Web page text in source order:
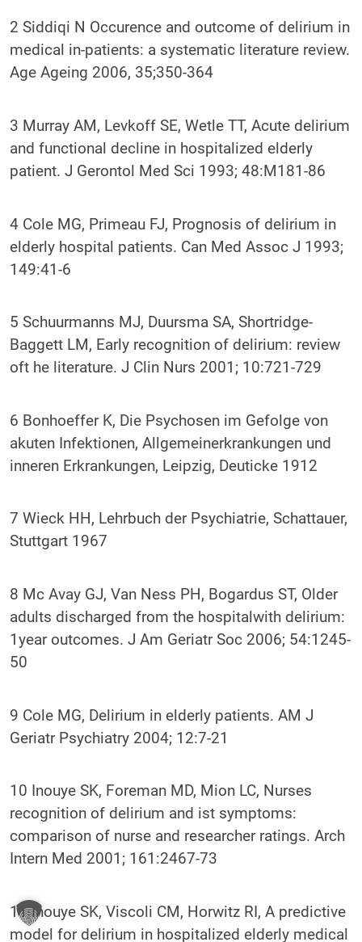
2 Siddiqi N Occurence and outcome of delirium in
medical in-patients: a systematic literature review.
Age Ageing 2006, 35;350-364
3 Murray AM, Levkoff SE, Wetle TT, Acute delirium
and functional decline in hospitalized elderly
patient. J Gerontol Med Sci 1993; 48:M181-86
4 Cole MG, Primeau FJ, Prognosis of delirium in
elderly hospital patients. Can Med Assoc J 1993;
149:41-6
5 Schuurmanns MJ, Duursma SA, Shortridge-
Baggett LM, Early recognition of delirium: review
oft he literature. J Clin Nurs 2001; 10:721-729
6 Bonhoeffer K, Die Psychosen im Gefolge von
akuten Infektionen, Allgemeinerkrankungen und
inneren Erkrankungen, Leipzig, Deuticke 1912
7 Wieck HH, Lehrbuch der Psychiatrie, Schattauer,
Stuttgart 1967
8 Mc Avay GJ, Van Ness PH, Bogardus ST, Older
adults discharged from the hospitalwith delirium:
1year outcomes. J Am Geriatr Soc 2006; 54:1245-
50
9 Cole MG, Delirium in elderly patients. AM J
Geriatr Psychiatry 2004; 12:7-21
10 Inouye SK, Foreman MD, Mion LC, Nurses
recognition of delirium and ist symptoms:
comparison of nurse and researcher ratings. Arch
Intern Med 2001; 161:2467-73
11 Inouye SK, Viscoli CM, Horwitz RI, A predictive
model for delirium in hospitalized elderly medical